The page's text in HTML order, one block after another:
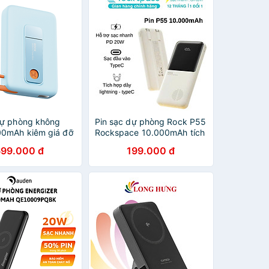
phòng không
kiêm giá đỡ
22.5W
tích hợp
chính hãng bảo
đ
Pin sạc dự phòng Rock P55
Rockspace 10.000mAh tích
hãng bảo hành 12 tháng
199.000 đ